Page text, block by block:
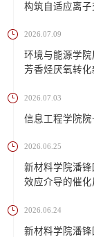
构筑自适应离子
2026.07.09
环境与能源学
芳香烃厌氧转化
2026.07.03
信息工程学院
2026.06.25
新材料学院潘
效应介导的催化
2026.06.24
新材料学院潘